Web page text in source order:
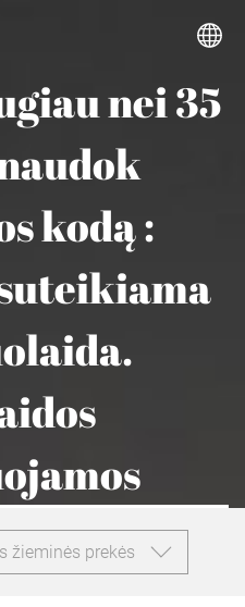
nei 35
kodą :
žieminės prekės